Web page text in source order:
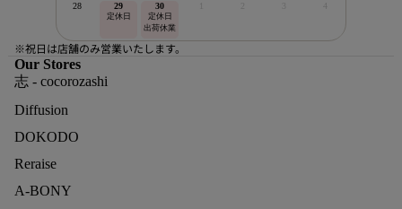
28 29
定休日
30
定休日
出荷休業
1 4
※祝日は店舗のみ営業いたします。
Our Stores
志 - cocorozashi
Diffusion
DOKODO
Reraise
A-BONY